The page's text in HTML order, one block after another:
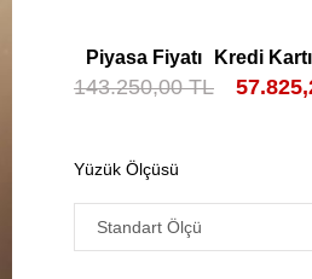
Piyasa Fiyatı
143.250,00 TL
Kredi
Yüzük Ölçüsü